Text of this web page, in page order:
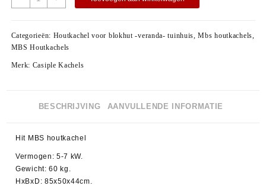
Categorieën: Houtkachel voor blokhut -veranda- tuinhuis ,Mbs houtkachels
MBS Houtkachels
Merk: Casiple Kachels
BESCHRIJVING AANVULLENDE INFORMATIE
Hit MBS houtkachel
Vermogen: 5-7 kW.
Gewicht: 60 kg.
HxBxD: 85x50x44cm.